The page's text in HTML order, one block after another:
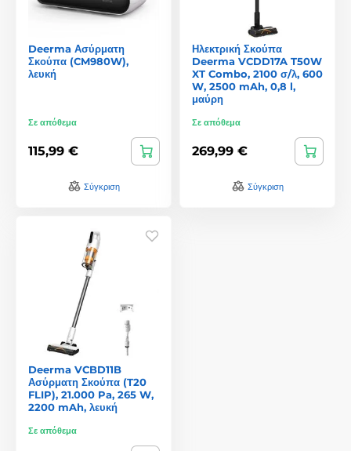
Deerma Ασύρματη
Σκούπα (CM980W),
λευκή
Σε απόθεμα
115,99 €
Σύγκριση
Ηλεκτρική Σκούπα
Deerma VCDD17A T50W
XT Combo, 2100 σ/λ, 600
W, 2500 mAh, 0,8 l,
μαύρη
Σε απόθεμα
269,99 €
Σύγκριση
Deerma VCBD11B
Ασύρματη Σκούπα (T20
FLIP), 21.000 Pa, 265 W,
2200 mAh, λευκή
Σε απόθεμα